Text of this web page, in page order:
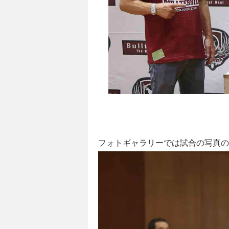
フォトギャラリーでは試合の写真